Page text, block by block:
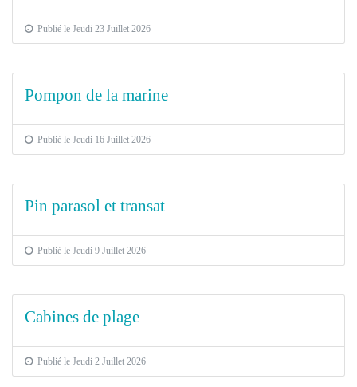
Publié le Jeudi 23 Juillet 2026
Pompon de la marine
Publié le Jeudi 16 Juillet 2026
Pin parasol et transat
Publié le Jeudi 9 Juillet 2026
Cabines de plage
Publié le Jeudi 2 Juillet 2026